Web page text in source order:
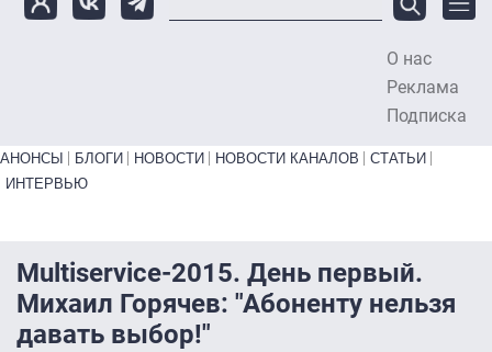
О нас
Реклама
Подписка
Primary links bottom
АНОНСЫ БЛОГИ НОВОСТИ НОВОСТИ КАНАЛОВ
СТАТЬИ
ИНТЕРВЬЮ
Multiservice-2015. День первый.
Михаил Горячев: "Абоненту нельзя
давать выбор!"